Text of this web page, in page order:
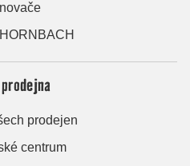
prodejen
centrum